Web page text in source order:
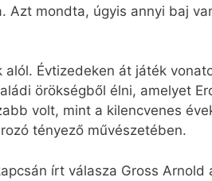
mondta, úgyis annyi baj
Évtizedeken át játék
örökségből élni, amelyet
volt, mint a kilencvenes
tényező művészetében.
írt válasza Gross Arnold